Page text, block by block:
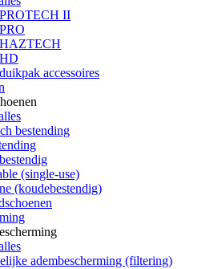
II
accessoires
bestending
(single-use)
(koudebestendig)
adembescherming (filtering)